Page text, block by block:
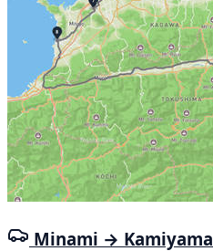
Minami → Kamiyama